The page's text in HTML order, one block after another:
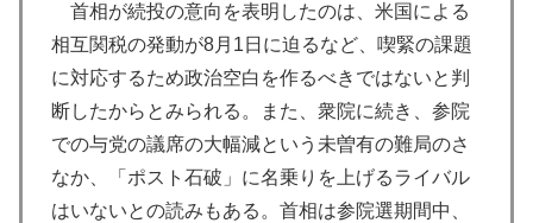
首相が続投の意向を表明したのは、米国による
相互関税の発動が8月1日に迫るなど、喫緊の課題
に対応するため政治空白を作るべきではないと判
断したからとみられる。また、衆院に続き、参院
での与党の議席の大幅減という未曽有の難局のさ
なか、「ポスト石破」に名乗りを上げるライバル
はいないとの読みもある。首相は参院選期間中、